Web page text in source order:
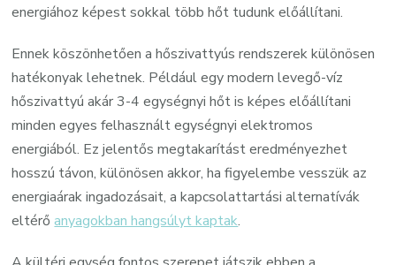
energiához képest sokkal több hőt tudunk előállítani.
Ennek köszönhetően a hőszivattyús rendszerek különösen
hatékonyak lehetnek. Például egy modern levegő-víz
hőszivattyú akár 3-4 egységnyi hőt is képes előállítani
minden egyes felhasznált egységnyi elektromos
energiából. Ez jelentős megtakarítást eredményezhet
hosszú távon, különösen akkor, ha figyelembe vesszük az
energiaárak ingadozásait, a kapcsolattartási alternatívák
eltérőanyagokban hangsúlyt kaptak.